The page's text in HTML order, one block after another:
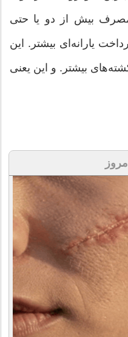
بیش از دو یا حتی
یارانه‌ای بیشتر. این
بیشتر. و این یعنی